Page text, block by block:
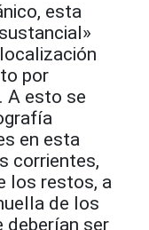
esta
por
A esto se
en esta
corrientes,
los restos, a
de los
deberían ser